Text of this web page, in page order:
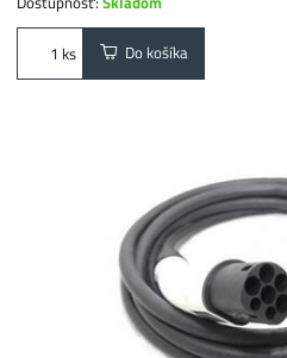
ks Do košíka